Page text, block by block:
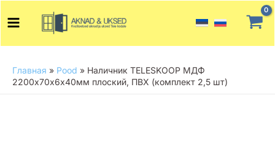
содержимому
Menu
Главная » Pood » Наличник TELESKOOP МДФ
2200х70х6х40мм плоский, ПВХ (комплект 2,5 шт)